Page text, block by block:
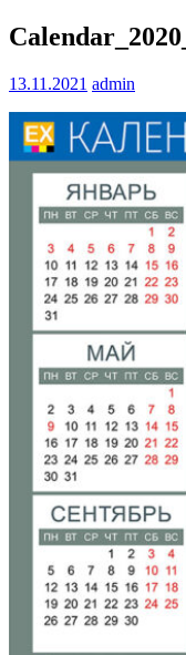
13.11.2021 admin